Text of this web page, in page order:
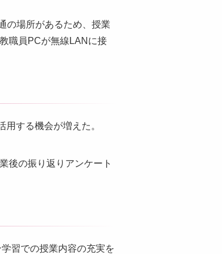
の場所があるため、授業
職員PCが無線LANに接
する機会が増えた。
後の振り返りアンケート
習での授業内容の充実を